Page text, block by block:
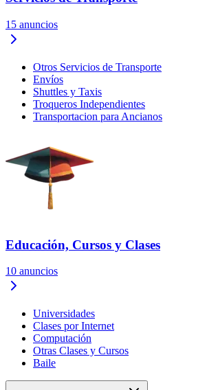
15 anuncios
Otros Servicios de Transporte
Envíos
Shuttles y Taxis
Troqueros Independientes
Transportacion para Ancianos
Educación, Cursos y Clases
10 anuncios
Universidades
Clases por Internet
Computación
Otras Clases y Cursos
Baile